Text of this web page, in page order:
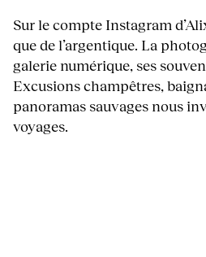
Sur le compte Instagram
que de l’argentique. La
galerie numérique, ses
Excusions champêtres,
panoramas sauvages nous
voyages.